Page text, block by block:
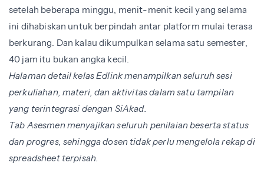
setelah beberapa minggu, menit-menit kecil yang selama
ini dihabiskan untuk berpindah antar platform mulai terasa
berkurang. Dan kalau dikumpulkan selama satu semester,
40 jam itu bukan angka kecil.
Halaman detail kelas Edlink menampilkan seluruh sesi
perkuliahan, materi, dan aktivitas dalam satu tampilan
yang terintegrasi dengan SiAkad.
Tab Asesmen menyajikan seluruh penilaian beserta status
dan progres, sehingga dosen tidak perlu mengelola rekap di
spreadsheet terpisah.